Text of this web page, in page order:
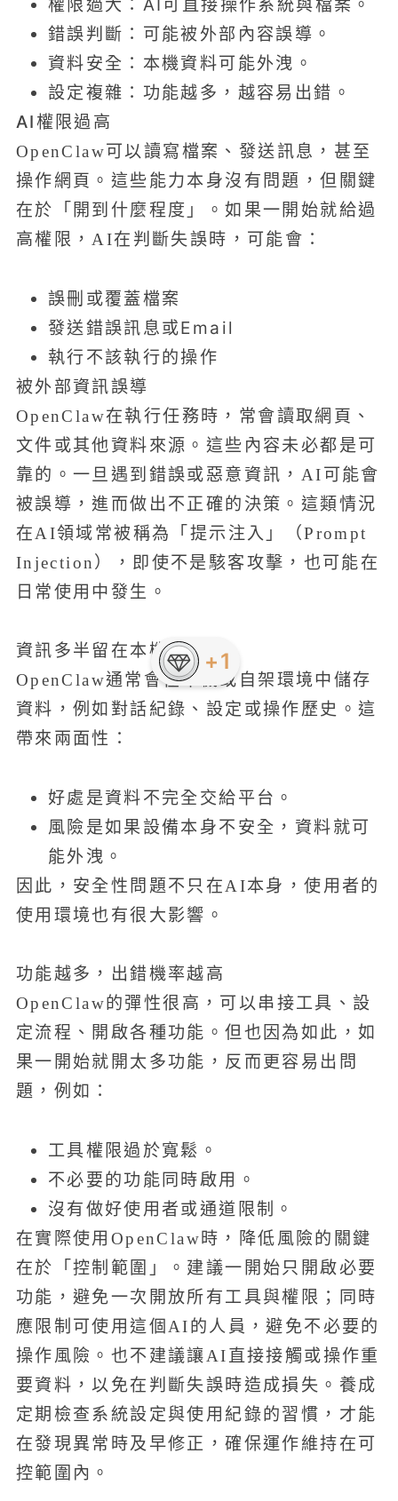
權限過大：AI可直接操作系統與檔案。
錯誤判斷：可能被外部內容誤導。
資料安全：本機資料可能外洩。
設定複雜：功能越多，越容易出錯。
AI權限過高
OpenClaw可以讀寫檔案、發送訊息，甚至
操作網頁。這些能力本身沒有問題，但關鍵
在於「開到什麼程度」。如果一開始就給過
高權限，AI在判斷失誤時，可能會：
誤刪或覆蓋檔案
發送錯誤訊息或Email
執行不該執行的操作
被外部資訊誤導
OpenClaw在執行任務時，常會讀取網頁、
文件或其他資料來源。這些內容未必都是可
靠的。一旦遇到錯誤或惡意資訊，AI可能會
被誤導，進而做出不正確的決策。這類情況
在AI領域常被稱為「提示注入」（Prompt
Injection），即使不是駭客攻擊，也可能在
日常使用中發生。
資訊多半留在本機
OpenClaw通常會在本機或自架環境中儲存
資料，例如對話紀錄、設定或操作歷史。這
帶來兩面性：
好處是資料不完全交給平台。
風險是如果設備本身不安全，資料就可
能外洩。
因此，安全性問題不只在AI本身，使用者的
使用環境也有很大影響。
功能越多，出錯機率越高
OpenClaw的彈性很高，可以串接工具、設
定流程、開啟各種功能。但也因為如此，如
果一開始就開太多功能，反而更容易出問
題，例如：
工具權限過於寬鬆。
不必要的功能同時啟用。
沒有做好使用者或通道限制。
在實際使用OpenClaw時，降低風險的關鍵
在於「控制範圍」。建議一開始只開啟必要
功能，避免一次開放所有工具與權限；同時
應限制可使用這個AI的人員，避免不必要的
操作風險。也不建議讓AI直接接觸或操作重
要資料，以免在判斷失誤時造成損失。養成
定期檢查系統設定與使用紀錄的習慣，才能
在發現異常時及早修正，確保運作維持在可
控範圍內。